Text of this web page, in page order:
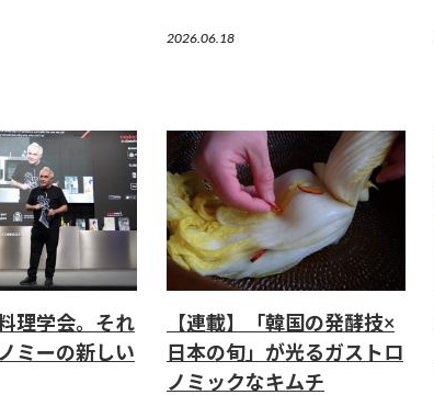
2026.06.18
理学会。それ
ミーの新しい
【連載】「韓国の発酵技×
日本の旬」が光るガストロ
ノミックなキムチ